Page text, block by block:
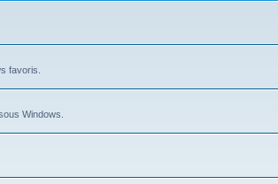
favoris.
Windows.